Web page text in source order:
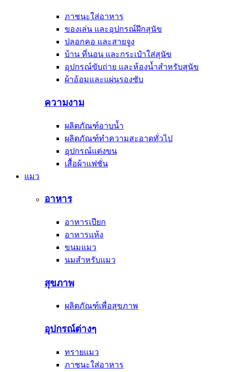
ภาชนะใส่อาหาร
ของเล่น และอุปกรณ์ฝึกสุนัข
ปลอกคอ และสายจูง
บ้าน ที่นอน และกระเป๋าใส่สุนัข
อุปกรณ์ขับถ่าย และห้องน้ำสำหรับสุนัข
ผ้าอ้อมและแผ่นรองซับ
ความงาม
ผลิตภัณฑ์อาบน้ำ
ผลิตภัณฑ์ทำความสะอาดทั่วไป
อุปกรณ์แต่งขน
เสื้อผ้าแฟชั่น
แมว
อาหาร
อาหารเปียก
อาหารแห้ง
ขนมแมว
นมสำหรับแมว
สุขภาพ
ผลิตภัณฑ์เพื่อสุขภาพ
อุปกรณ์ต่างๆ
ทรายแมว
ภาชนะใส่อาหาร